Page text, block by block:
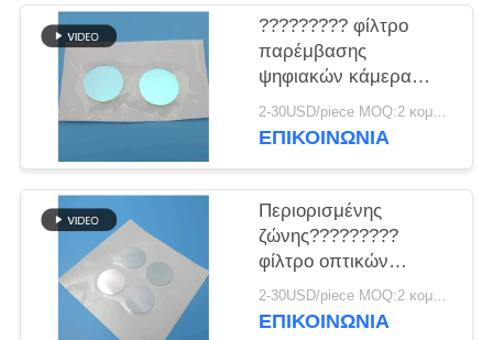
PRIVACY
POLICY
????????? φίλτρο
παρέμβασης
ψηφιακών κάμερα
750nm
2-30USD/piece MOQ:2 κομμάτια
ΕΠΙΚΟΙΝΩΝΊΑ
Περιορισμένης
ζώνης?????????
φίλτρο οπτικών
συστημάτων 520nm
2-30USD/piece MOQ:2 κομμάτια
ΕΠΙΚΟΙΝΩΝΊΑ